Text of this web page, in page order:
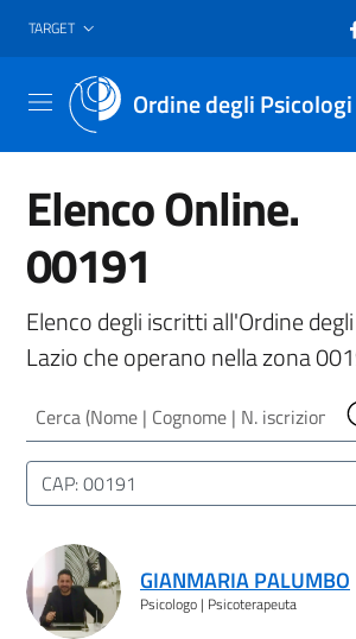
Vai al header
Vai al contenuto principale
Vai al footer
TARGET
Ordine degli
Menu
Elenco Online.
00191
Elenco degli iscritti all'Ordine
Lazio che operano nella zona
Cerca (Nome | Cognome | N. iscrizione)
Luogo (CAP | Comune | Provincia)
CAP: 00191
Risultati ricerca
GIANMARIA PALUMBO
Psicologo | Psicoterapeuta